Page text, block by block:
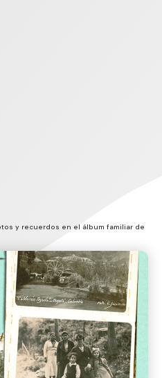
y recuerdos en el álbum familiar de